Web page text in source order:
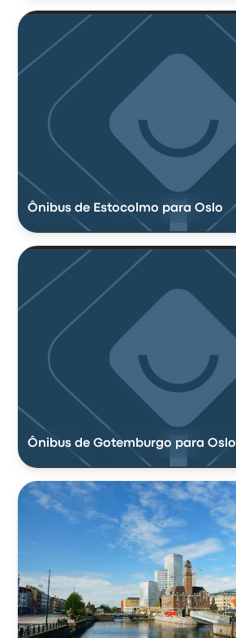
Ônibus de Estocolmo para Oslo
Ônibus de Gotemburgo para Oslo